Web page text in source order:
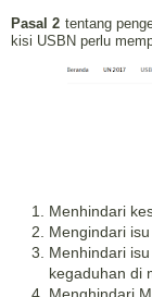
Pasal 2 tentang
kisi USBN perlu
Menhindari
Mengindari
Menhindari
kegaduhan di